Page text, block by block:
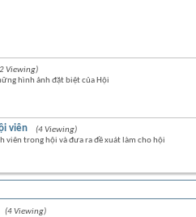
Viewing)
hình ảnh đặt biệt của Hội
viên
(4 Viewing)
viên trong hội và đưa ra đề xuát làm cho hội
(4 Viewing)